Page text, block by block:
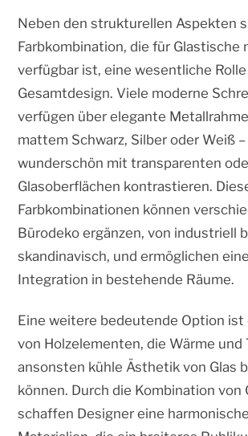
Neben den strukturellen Aspekten
Farbkombination, die für Glastische
verfügbar ist, eine wesentliche
Gesamtdesign. Viele moderne
verfügen über elegante
mattem Schwarz, Silber oder Weiß –
wunderschön mit transparenten
Glasoberflächen kontrastieren.
Farbkombinationen können
Bürodeko ergänzen, von industriell
skandinavisch, und ermöglichen
Integration in bestehende Räume.
Eine weitere bedeutende Option
von Holzelementen, die Wärme und
ansonsten kühle Ästhetik von Glas
können. Durch die Kombination von
schaffen Designer eine